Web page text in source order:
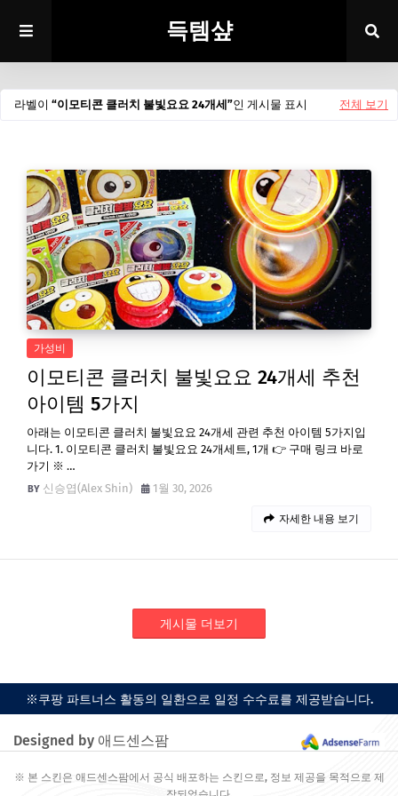
득템샾
라벨이 이모티콘 클러치 불빛요요 24개세 인 게시물 표시 전체 보기
가성비
이모티콘 클러치 불빛요요 24개세 추천
아이템 5가지
아래는 이모티콘 클러치 불빛요요 24개세 관련 추천 아이템 5가지입
니다. 1. 이모티콘 클러치 불빛요요 24개세트, 1개 👉 구매 링크 바로
가기 ※ …
신승엽(Alex Shin)
1월 30, 2026
자세한 내용 보기
게시물 더보기
※쿠팡 파트너스 활동의 일환으로 일정 수수료를 제공받습니다.
Designed by 애드센스팜
※ 본 스킨은 애드센스팜에서 공식 배포하는 스킨으로, 정보 제공을 목적으로 제